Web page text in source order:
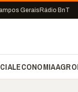
Gerais Rádio BnT
ECONOMIA